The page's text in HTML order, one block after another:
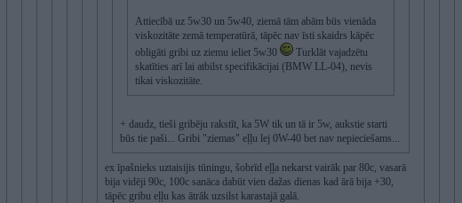
Attiecībā uz 5w30 un 5w40, ziemā tām abām būs vienāda
viskozitāte zemā temperatūrā, tāpēc nav īsti skaidrs kāpēc
obligāti gribi uz ziemu ieliet 5w30
Turklāt vajadzētu
skatīties arī lai atbilst specifikācijai (BMW LL-04), nevis
tikai viskozitāte.
+ daudz, tieši gribēju rakstīt, ka 5W tik un tā ir 5w, aukstie starti
būs tie paši... Gribi "ziemas" eļļu lej 0W-40 bet nav nepieciešams...
ex īpašnieks uztaisijis tūningu, šobrīd eļļa nekarst vairāk par 80c, vasarā
bija vidēji 90c, 100c sanāca dabūt vien dažas dienas kad ārā bija +30,
tāpēc gribu eļļu kas ātrāk uzsilst karastajā galā.